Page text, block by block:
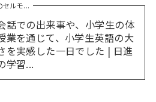
セルモ...
話での出来事や、小学生の体
業を通じて、小学生英語の大
を実感した一日でした | 日進
学習...